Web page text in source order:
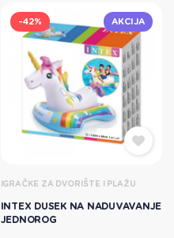
-42% AKCIJA
IGRAČKE ZA DVORIŠTE I PLAŽU
INTEX DUSEK NA NADUVAVANJE
JEDNOROG